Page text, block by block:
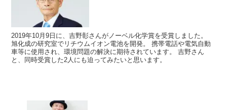
2019年10月9日に、吉野彰さんがノーベル化学賞を受賞しました。
旭化成の研究室でリチウムイオン電池を開発。 携帯電話や電気自動
車等に使用され、環境問題の解決に期待されています。 吉野さん
と、同時受賞した2人にも迫ってみたいと思います。